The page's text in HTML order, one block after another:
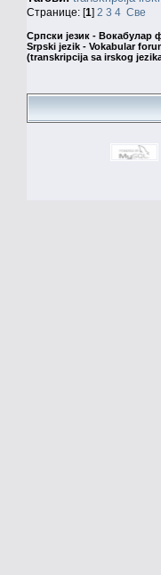
Странице: [1] 2 3 4 Све
Српски језик - Вокабулар
Srpski jezik - Vokabular
(transkripcija sa irskog